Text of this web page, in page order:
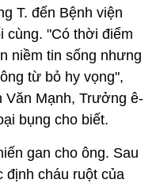
T. đến Bệnh viện
cùng. "Có thời điểm
niềm tin sống nhưng
từ bỏ hy vọng",
Văn Mạnh, Trưởng ê-
bụng cho biết.
gan cho ông. Sau
định cháu ruột của